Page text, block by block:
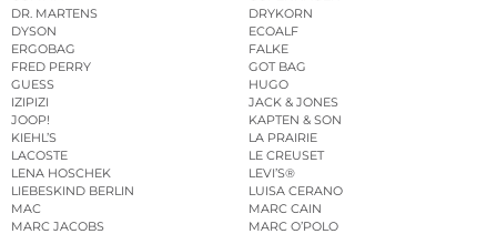
DR. MARTENS
DRYKORN
DYSON
ECOALF
ERGOBAG
FALKE
FRED PERRY
GOT BAG
GUESS
HUGO
IZIPIZI
JACK & JONES
JOOP!
KAPTEN & SON
KIEHL’S
LA PRAIRIE
LACOSTE
LE CREUSET
LENA HOSCHEK
LEVI’S®
LIEBESKIND BERLIN
LUISA CERANO
MAC
MARC CAIN
MARC JACOBS
MARC O’POLO